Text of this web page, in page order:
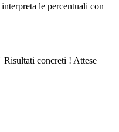
le percentuali con
Risultati concreti ! Attese